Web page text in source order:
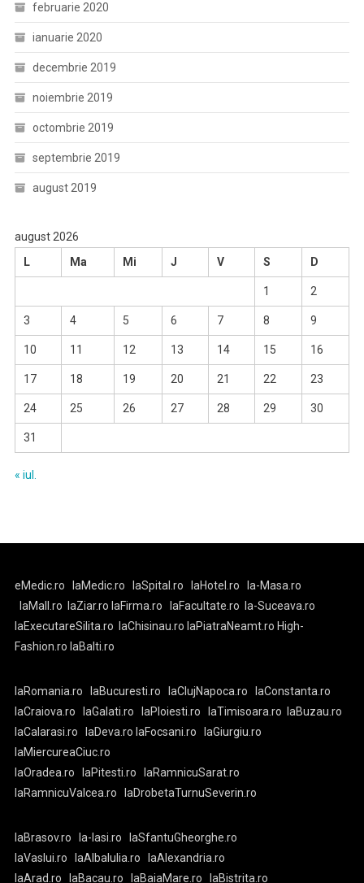
februarie 2020
ianuarie 2020
decembrie 2019
noiembrie 2019
octombrie 2019
septembrie 2019
august 2019
august 2026
L
Ma Mi J V S D
1 2
3 4 5 6 7 8 9
10 11 12 13 14 15 16
17 18 19 20 21 22 23
24 25 26 27 28 29 30
31
« iul.
eMedic.ro laMedic.ro laSpital.ro laHotel.ro
la-Masa.ro
laMall.ro
laZiar.ro laFirma.ro laFacultate.ro
la-Suceava.ro
laExecutareSilita.ro
laChisinau.ro laPiatraNeamt.ro High-
Fashion.ro laBalti.ro
laRomania.ro laBucuresti.ro laClujNapoca.ro
laConstanta.ro
laCraiova.ro
laGalati.ro laPloiesti.ro laTimisoara.ro
laBuzau.ro
laCalarasi.ro
laDeva.ro laFocsani.ro
laGiurgiu.ro
laMiercureaCiuc.ro
laOradea.ro
laPitesti.ro
laRamnicuSarat.ro
laRamnicuValcea.ro
laDrobetaTurnuSeverin.ro
laBrasov.ro la-Iasi.ro
laSfantuGheorghe.ro
laVaslui.ro
laAlbaIulia.ro
laAlexandria.ro
laArad.ro
laBacau.ro laBaiaMare.ro laBistrita.ro